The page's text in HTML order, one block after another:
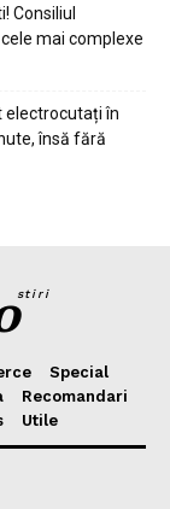
Consiliul
mai complexe
electrocutați în
însă fără
stiri
Special
Recomandari
Utile